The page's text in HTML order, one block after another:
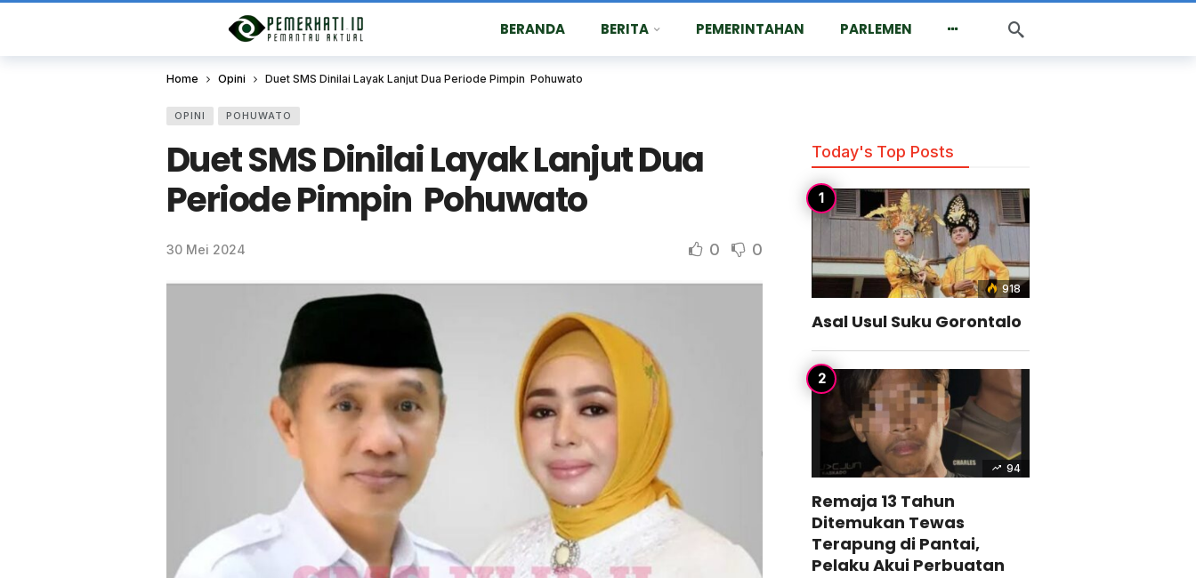
BERANDA BERITA PEMERINTAHAN PARLEMEN
Home Opini Duet SMS Dinilai Layak Lanjut Dua Periode Pimpin Pohuwato
OPINI POHUWATO
Duet SMS Dinilai Layak Lanjut Dua
Periode Pimpin Pohuwato
30 Mei 2024 0 0
Today's Top Posts
918
Asal Usul Suku Gorontalo
94
Remaja 13 Tahun
Ditemukan Tewas
Terapung di Pantai,
Pelaku Akui Perbuatan